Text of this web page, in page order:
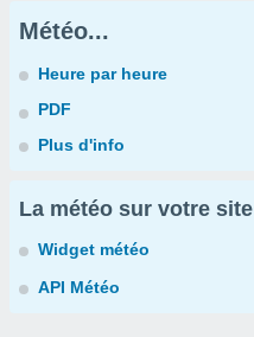
Météo...
Heure par heure
PDF
Plus d'info
La météo sur votre site
Widget météo
API Météo